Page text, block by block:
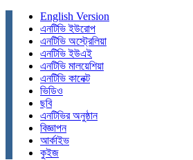
English Version
এনটিভি ইউরোপ
এনটিভি অস্ট্রেলিয়া
এনটিভি ইউএই
এনটিভি মালয়েশিয়া
এনটিভি কানেক্ট
ভিডিও
ছবি
এনটিভির অনুষ্ঠান
বিজ্ঞাপন
আর্কাইভ
কুইজ